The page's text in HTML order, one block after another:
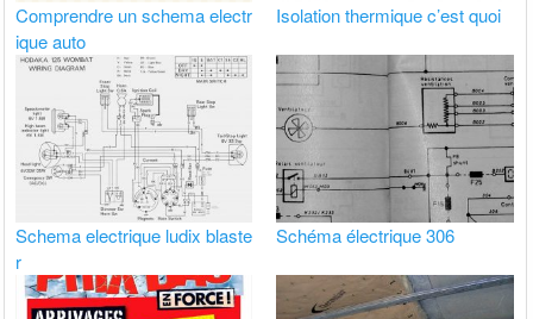
Comprendre un schema electr
ique auto
Isolation thermique c’est quoi
Schema electrique ludix blaste
r
Schéma électrique 306